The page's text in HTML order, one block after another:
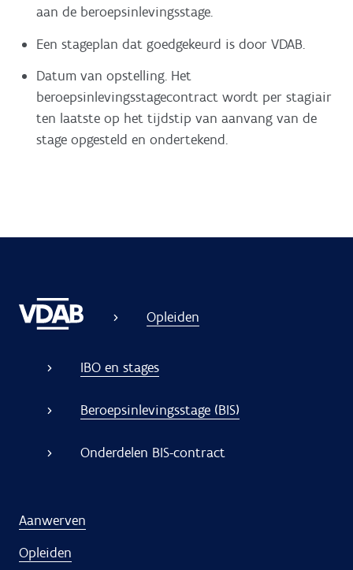
aan de beroepsinlevingsstage.
Een stageplan dat goedgekeurd is door VDAB.
Datum van opstelling. Het
beroepsinlevingsstagecontract wordt per stagiair
ten laatste op het tijdstip van aanvang van de
stage opgesteld en ondertekend.
Opleiden
IBO en stages
Beroepsinlevingsstage (BIS)
Onderdelen BIS-contract
Aanwerven
Opleiden